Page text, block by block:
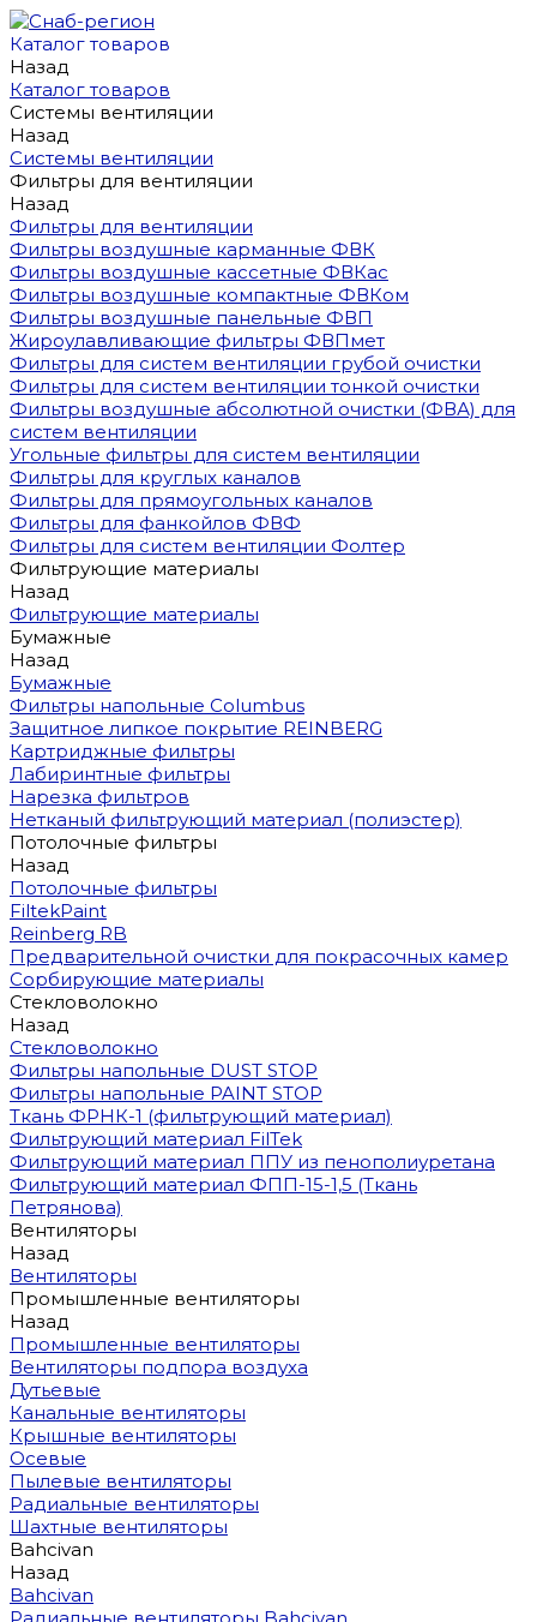
Каталог товаров
Назад
Каталог товаров
Системы вентиляции
Назад
Системы вентиляции
Фильтры для вентиляции
Назад
Фильтры для вентиляции
Фильтры воздушные карманные ФВК
Фильтры воздушные кассетные ФВКас
Фильтры воздушные компактные ФВКом
Фильтры воздушные панельные ФВП
Жироулавливающие фильтры ФВПмет
Фильтры для систем вентиляции грубой очистки
Фильтры для систем вентиляции тонкой очистки
Фильтры воздушные абсолютной очистки (ФВА) для
систем вентиляции
Угольные фильтры для систем вентиляции
Фильтры для круглых каналов
Фильтры для прямоугольных каналов
Фильтры для фанкойлов ФВФ
Фильтры для систем вентиляции Фолтер
Фильтрующие материалы
Назад
Фильтрующие материалы
Бумажные
Назад
Бумажные
Фильтры напольные Columbus
Защитное липкое покрытие REINBERG
Картриджные фильтры
Лабиринтные фильтры
Нарезка фильтров
Нетканый фильтрующий материал (полиэстер)
Потолочные фильтры
Назад
Потолочные фильтры
FiltekPaint
Reinberg RB
Предварительной очистки для покрасочных камер
Сорбирующие материалы
Стекловолокно
Назад
Стекловолокно
Фильтры напольные DUST STOP
Фильтры напольные PAINT STOP
Ткань ФРНК-1 (фильтрующий материал)
Фильтрующий материал FilTek
Фильтрующий материал ППУ из пенополиуретана
Фильтрующий материал ФПП-15-1,5 (Ткань
Петрянова)
Вентиляторы
Назад
Вентиляторы
Промышленные вентиляторы
Назад
Промышленные вентиляторы
Вентиляторы подпора воздуха
Дутьевые
Канальные вентиляторы
Крышные вентиляторы
Осевые
Пылевые вентиляторы
Радиальные вентиляторы
Шахтные вентиляторы
Bahcivan
Назад
Bahcivan